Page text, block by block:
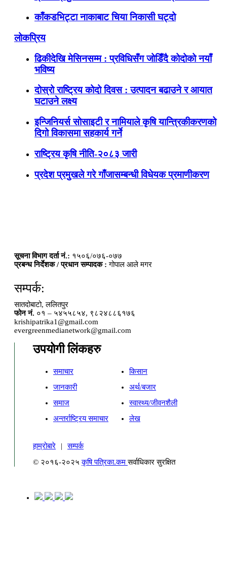
काँकडभिट्टा नाकाबाट चिया निकासी घट्दो
लोकप्रिय
ढिकीदेखि मेसिनसम्म : प्रविधिसँग जोडिँदै कोदोको नयाँ
भविष्य
दोस्रो राष्ट्रिय कोदो दिवस : उत्पादन बढाउने र आयात
घटाउने लक्ष्य
इन्जिनियर्स सोसाइटी र नामियाले कृषि यान्त्रिकीकरणको
दिगो विकासमा सहकार्य गर्ने
राष्ट्रिय कृषि नीति-२०८३ जारी
प्रदेश प्रमुखले गरे गाँजासम्बन्धी विधेयक प्रमाणीकरण
सूचना विभाग दर्ता नं.: १५०६/०७६-०७७
प्रबन्ध निर्देशक / प्रधान सम्पादक : गोपाल आले मगर
सम्पर्क:
सातदोबाटो, ललितपुर
फोन नं. ०१ – ५४५५८५४, ९८२४८८६१७६
krishipatrika1@gmail.com
evergreenmedianetwork@gmail.com
उपयोगी लिंकहरु
समाचार
किसान
जानकारी
अर्थ/बजार
समाज
स्वास्थ्य/जीवनशैली
अन्तर्राष्ट्रिय समाचार
लेख
हाम्रोबारे |
सम्पर्क
© २०१६-२०२५कृषि पत्रिका.कमसर्वाधिकार सुरक्षित